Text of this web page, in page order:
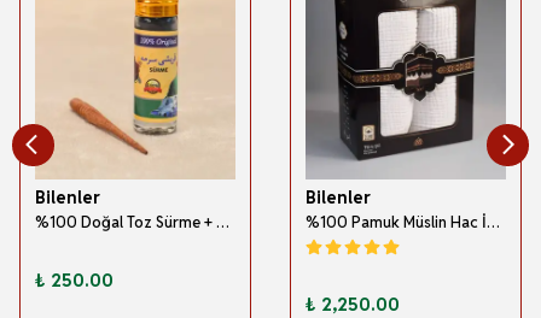
Bilenler
%100 Doğal Toz Sürme + Ahşap Sürme Çubuğu | Geleneksel ve Orijinal Göz Sürmesi
₺ 250.00
Bilenler
%100 Pamuk Müslin Hac İhramı – Hafif; Dikişsiz ve Antibakteriyel
₺ 2,250.00